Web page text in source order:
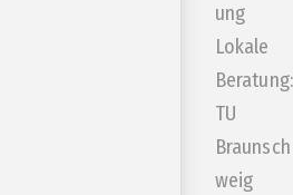
ung
Lokale
Beratung:
TU
Braunsch
weig